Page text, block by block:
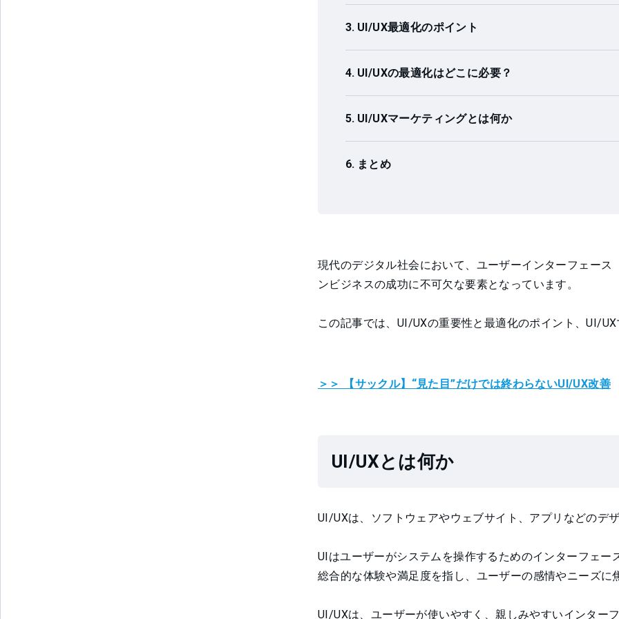
UI/UX最適化のポイント
UI/UXの最適化はどこに必要？
UI/UXマーケティングとは何か
まとめ
現代のデジタル社会において、ユーザーインターフェー
ンビジネスの成功に不可欠な要素となっています。
この記事では、UI/UXの重要性と最適化のポイント、UI/
＞＞ 【サックル】“見た目”だけでは終わらないUI/UX改善
UI/UXとは何か
UI/UXは、ソフトウェアやウェブサイト、アプリなどのデ
UIはユーザーがシステムを操作するためのインターフェ
総合的な体験や満足度を指し、ユーザーの感情やニーズに
UI/UXは、ユーザーが使いやすく、親しみやすいインター